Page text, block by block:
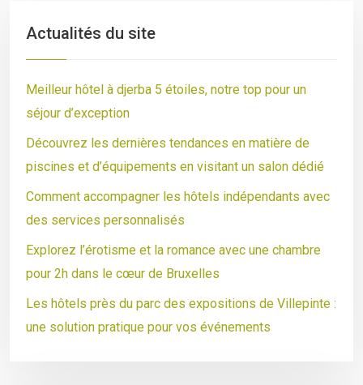
Actualités du site
Meilleur hôtel à djerba 5 étoiles, notre top pour un
séjour d’exception
Découvrez les dernières tendances en matière de
piscines et d’équipements en visitant un salon dédié
Comment accompagner les hôtels indépendants avec
des services personnalisés
Explorez l’érotisme et la romance avec une chambre
pour 2h dans le cœur de Bruxelles
Les hôtels près du parc des expositions de Villepinte :
une solution pratique pour vos événements